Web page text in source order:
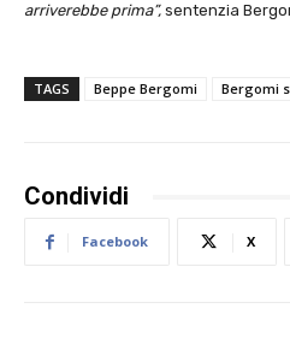
arriverebbe prima”, sentenzia
TAGS Beppe Bergomi Bergomi
Condividi
Facebook X